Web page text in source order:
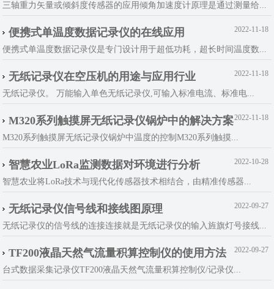
三轴重力矢量或倾斜度传感器的应用倾角加速度计原理是通过测量给...
2022-11-18
便携式单温度数据记录仪的在线应用
便携式单温度数据记录仪是专门设计用于超低功耗，超长时间温度数...
2022-11-18
无纸记录仪在空压机的用途与应用行业
无纸记录仪。 万能输入单色无纸记录仪,可输入标准电流、标准电...
2022-11-18
M320系列触摸屏无纸记录仪锅炉中的解决方案
M320系列触摸屏无纸记录仪锅炉中温度的控制M320系列触摸...
2022-10-28
智慧农业LoRa监测数据对环境进行分析
智慧农业将LoRa技术与现代化传感器技术相结合，由精准传感器...
2022-09-27
无纸记录仪信号线和接线图原理
无纸记录仪的信号线的连接连接就是无纸记录仪的输入旌旗灯号接线...
2022-09-27
TF200液晶天然气流量积算控制仪的使用方法
台式数据采集记录仪TF200液晶天然气流量积算控制仪/记录仪...